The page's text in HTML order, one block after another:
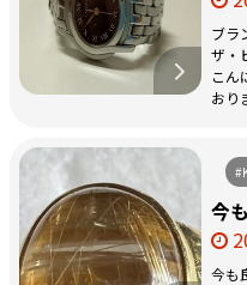
ブラ
ザ・
こん
おり
今
今も